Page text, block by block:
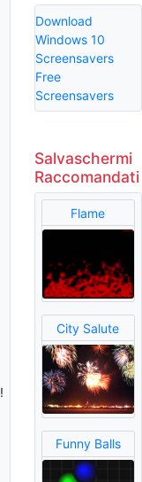
Download
Windows 10
Screensavers
Free
Screensavers
Salvaschermi
Raccomandati
Flame
City Salute
Funny Balls